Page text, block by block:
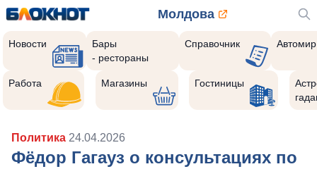
Молдова
Новости
Бары
- рестораны
Справочник Автомир
Работа Магазины Гостиницы
Политика 24.04.2026
Фёдор Гагауз о консультациях по